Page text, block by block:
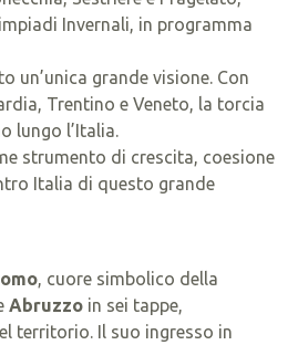
Invernali, in programma
grande visione. Con
Trentino e Veneto, la torcia
lungo l’Italia.
strumento di crescita, coesione
Italia di questo grande
, cuore simbolico della
Abruzzo in sei tappe,
territorio. Il suo ingresso in